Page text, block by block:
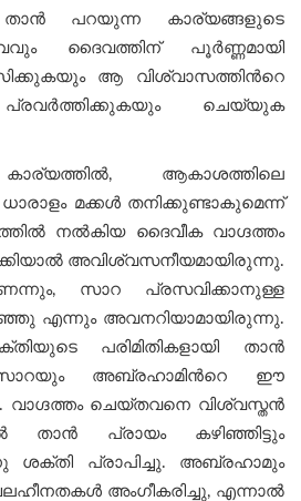
താന്‍ പറയുന്ന കാര്യങ്ങളുടെ
ദൈവത്തിന് പൂര്‍ണ്ണമായി
ആ വിശ്വാസത്തിന്‍റെ
ചെയ്യുക
ആകാശത്തിലെ
മക്കള്‍ തനിക്കുണ്ടാകുമെന്ന്
നൽകിയ ദൈവീക വാഗ്ദത്തം
അവിശ്വസനീയമായിരുന്നു.
സാറ പ്രസവിക്കാനുള്ള
എന്നും അവനറിയാമായിരുന്നു.
പരിമിതികളായി താന്‍
സാറയും അബ്രഹാമിന്‍റെ ഈ
വാഗ്ദത്തം ചെയ്തവനെ വിശ്വസ്തൻ
പ്രായം കഴിഞ്ഞിട്ടും
ശക്തി പ്രാപിച്ചു. അബ്രഹാമും
അംഗീകരിച്ചു, എന്നാൽ